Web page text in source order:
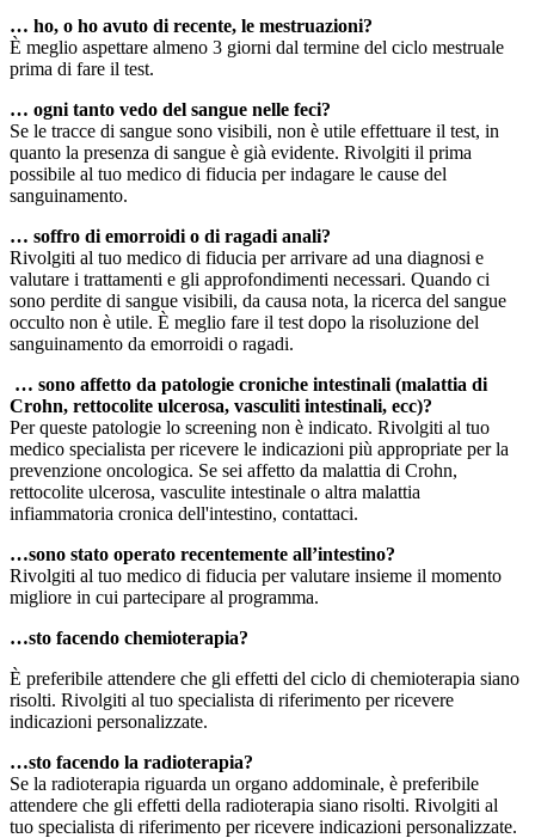
… ho, o ho avuto di recente, le mestruazioni?
È meglio aspettare almeno 3 giorni dal termine del ciclo mestruale
prima di fare il test.
… ogni tanto vedo del sangue nelle feci?
Se le tracce di sangue sono visibili, non è utile effettuare il test, in
quanto la presenza di sangue è già evidente. Rivolgiti il prima
possibile al tuo medico di fiducia per indagare le cause del
sanguinamento.
… soffro di emorroidi o di ragadi anali?
Rivolgiti al tuo medico di fiducia per arrivare ad una diagnosi e
valutare i trattamenti e gli approfondimenti necessari. Quando ci
sono perdite di sangue visibili, da causa nota, la ricerca del sangue
occulto non è utile. È meglio fare il test dopo la risoluzione del
sanguinamento da emorroidi o ragadi.
… sono affetto da patologie croniche intestinali (malattia di
Crohn, rettocolite ulcerosa, vasculiti intestinali, ecc)?
Per queste patologie lo screening non è indicato. Rivolgiti al tuo
medico specialista per ricevere le indicazioni più appropriate per la
prevenzione oncologica. Se sei affetto da malattia di Crohn,
rettocolite ulcerosa, vasculite intestinale o altra malattia
infiammatoria cronica dell'intestino, contattaci.
…sono stato operato recentemente all’intestino?
Rivolgiti al tuo medico di fiducia per valutare insieme il momento
migliore in cui partecipare al programma.
…sto facendo chemioterapia?
È preferibile attendere che gli effetti del ciclo di chemioterapia siano
risolti. Rivolgiti al tuo specialista di riferimento per ricevere
indicazioni personalizzate.
…sto facendo la radioterapia?
Se la radioterapia riguarda un organo addominale, è preferibile
attendere che gli effetti della radioterapia siano risolti. Rivolgiti al
tuo specialista di riferimento per ricevere indicazioni personalizzate.